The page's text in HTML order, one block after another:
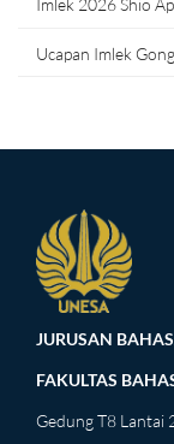
Imlek 2026 Shio
Ucapan Imlek
JURUSAN
FAKULTAS
Gedung T8 Lantai